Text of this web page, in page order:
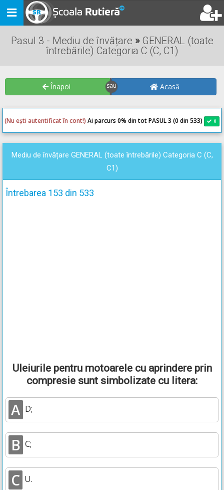
Toggle
navigation
Pasul 3 - Mediu de învățare »GENERAL (toate
întrebările) Categoria C (C, C1)
Înapoi Acasă
(Nu ești autentificat în cont!) Ai parcurs 0% din tot PASUL 3 (0 din 533) 0
Mediu de învățare GENERAL (toate întrebările) Categoria C (C,
C1)
Întrebarea 153 din 533
Uleiurile pentru motoarele cu aprindere prin
compresie sunt simbolizate cu litera:
A D;
B C;
C U.